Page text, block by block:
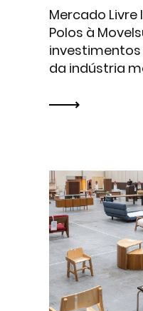
Mercado Livre
Polos à
da indústria